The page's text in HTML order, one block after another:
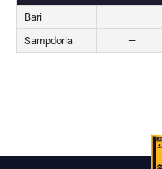
Bari —
Sampdoria
—